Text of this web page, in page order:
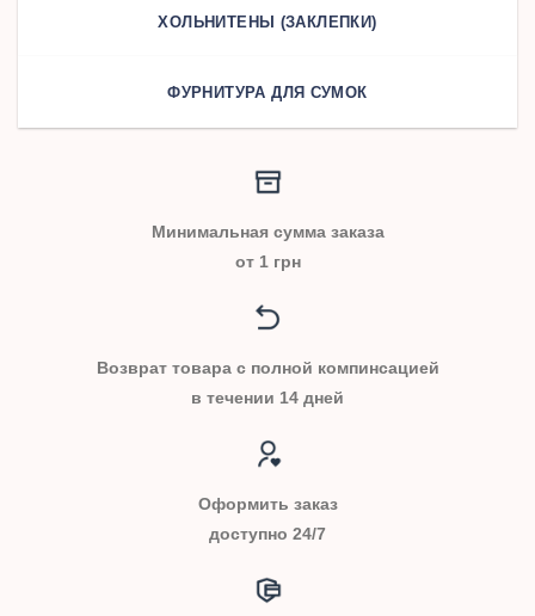
ХОЛЬНИТЕНЫ (ЗАКЛЕПКИ)
ФУРНИТУРА ДЛЯ СУМОК
Минимальная сумма заказа
от 1 грн
Возврат товара с полной компинсацией
в течении 14 дней
Оформить заказ
доступно 24/7